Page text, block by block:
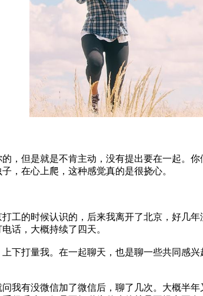
但是就是不肯主动，没有提出要在一起。
，在心上爬，这种感觉真的是很挠心。
的时候认识的，后来我离开了北京，好几
话，大概持续了四天。
打量我。在一起聊天，也是聊一些共同感
有没微信加了微信后，聊了几次。大概半